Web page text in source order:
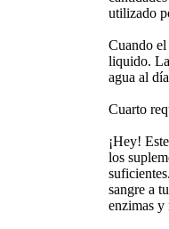
utilizado
Cuando el
liquido.
agua al
Cuarto
¡Hey!
los
sangre a
enzimas y